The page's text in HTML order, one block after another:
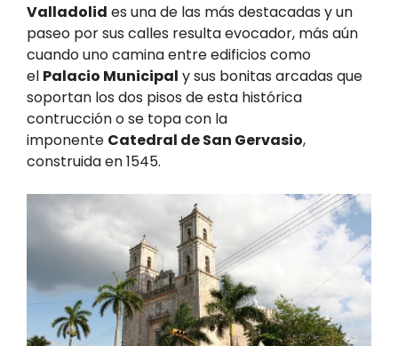
Valladolid es una de las más destacadas y un
paseo por sus calles resulta evocador, más aún
cuando uno camina entre edificios como
el Palacio Municipal y sus bonitas arcadas que
soportan los dos pisos de esta histórica
contrucción o se topa con la
imponente Catedral de San Gervasio,
construida en 1545.